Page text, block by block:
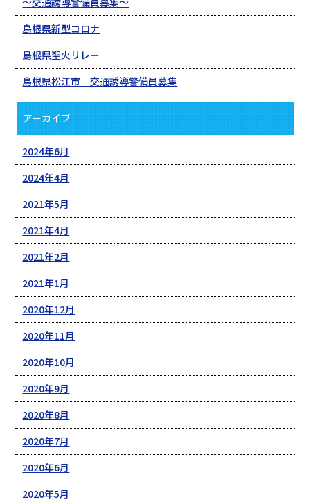
島根県新型コロナ
島根県聖火リレー
島根県松江市 交通誘導警備員募集
アーカイブ
2024年6月
2024年4月
2021年5月
2021年4月
2021年2月
2021年1月
2020年12月
2020年11月
2020年10月
2020年9月
2020年8月
2020年7月
2020年6月
2020年5月